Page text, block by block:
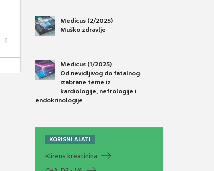
Medicus (2/2025)
Muško zdravlje
Medicus (1/2025)
Od nevidljivog do fatalnog:
izabrane teme iz
kardiologije, nefrologije i
endokrinologije
KORISNI ALATI
Klirens kreatinina